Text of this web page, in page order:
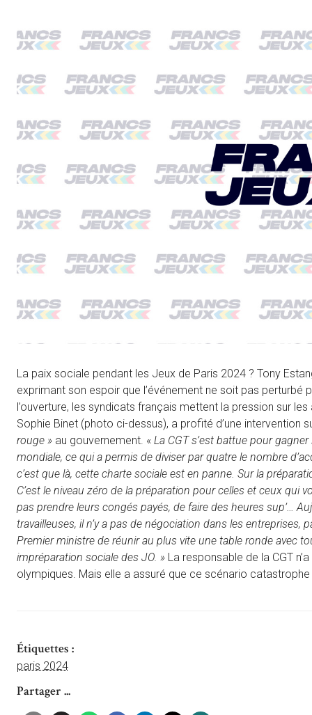
La paix sociale pendant les Jeux de Paris 2024 ? Tony
exprimant son espoir que l’événement ne soit pas
l’ouverture, les syndicats français mettent la pression sur
Sophie Binet (photo ci-dessus), a profité d’une intervention
rouge » au gouvernement. « La CGT s’est battue pour
mondiale, ce qui a permis de diviser par quatre le nombre
c’est que là, cette charte sociale est en panne. Sur la
C’est le niveau zéro de la préparation pour celles et ceux
pas prendre leurs congés payés, de faire des heures sup’…
travailleuses, il n’y a pas de négociation dans les
Premier ministre de réunir au plus vite une table ronde avec
impréparation sociale des JO. » La responsable de la CGT
olympiques. Mais elle a assuré que ce scénario catastrophe
Étiquettes :
paris 2024
Partager ...